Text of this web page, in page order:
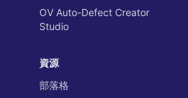
OV Auto-Defect Creator
Studio
資源
部落格